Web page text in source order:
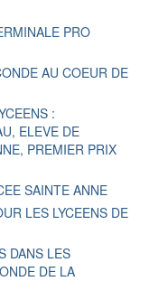
PRO
AU COEUR DE
:
ELEVE DE
PREMIER PRIX
SAINTE ANNE
LES LYCEENS DE
DANS LES
DE LA